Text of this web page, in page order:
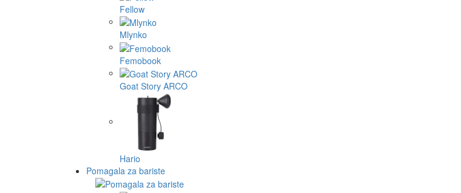
Fellow
Mlynko
Femobook
Goat Story ARCO
Hario
Pomagala za bariste